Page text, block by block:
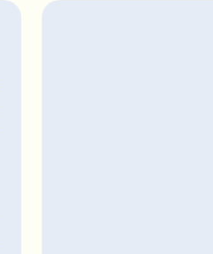
"חברת השליחויות טי.אנד.אם,